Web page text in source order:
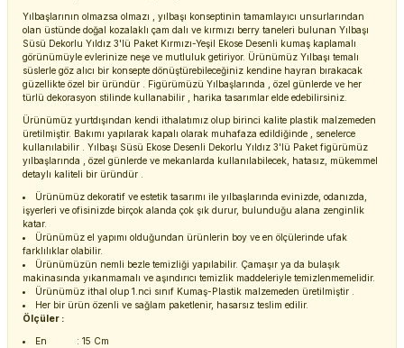
Yılbaşlarının olmazsa olmazı , yılbaşı konseptinin tamamlayıcı unsurlarından
olan üstünde doğal kozalaklı çam dalı ve kırmızı berry taneleri bulunan Yılbaşı
Süsü Dekorlu Yıldız 3'lü Paket Kırmızı-Yeşil Ekose Desenli kumaş kaplamalı
görünümüyle evlerinize neşe ve mutluluk getiriyor. Ürünümüz Yılbaşı temalı
süslerle göz alıcı bir konsepte dönüştürebileceğiniz kendine hayran bırakacak
güzellikte özel bir üründür . Figürümüzü Yılbaşlarında , özel günlerde ve her
türlü dekorasyon stilinde kullanabilir , harika tasarımlar elde edebilirsiniz.
Ürünümüz yurtdışından kendi ithalatımız olup birinci kalite plastik malzemeden
üretilmiştir. Bakımı yapılarak kapalı olarak muhafaza edildiğinde , senelerce
kullanılabilir . Yılbaşı Süsü Ekose Desenli Dekorlu Yıldız 3'lü Paket figürümüz
yılbaşlarında , özel günlerde ve mekanlarda kullanılabilecek, hatasız, mükemmel
detaylı kaliteli bir üründür .
Ürünümüz dekoratif ve estetik tasarımı ile yılbaşlarında evinizde, odanızda,
işyerleri ve ofisinizde birçok alanda çok şık durur, bulunduğu alana zenginlik
katar.
Ürünümüz el yapımı olduğundan ürünlerin boy ve en ölçülerinde ufak
farklılıklar olabilir.
Ürünümüzün nemli bezle temizliği yapılabilir. Çamaşır ya da bulaşık
makinasında yıkanmamalı ve aşındırıcı temizlik maddeleriyle temizlenmemelidir.
Ürünümüz ithal olup 1.nci sınıf Kumaş-Plastik malzemeden üretilmiştir .
Her bir ürün özenli ve sağlam paketlenir, hasarsız teslim edilir.
Ölçüler :
En : 15 Cm